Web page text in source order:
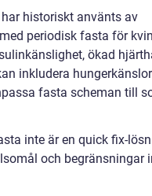
historiskt använts av
periodisk fasta för
ökad
inkludera
fasta scheman till
inte är en quick fix-
och begränsningar